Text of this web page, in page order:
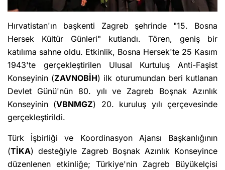
Hırvatistan'ın başkenti Zagreb şehrinde "15. Bosna
Hersek Kültür Günleri" kutlandı. Tören, geniş bir
katılıma sahne oldu. Etkinlik, Bosna Hersek'te 25 Kasım
1943'te gerçekleştirilen Ulusal Kurtuluş Anti-Faşist
Konseyinin (ZAVNOBİH) ilk oturumundan beri kutlanan
Devlet Günü'nün 80. yılı ve Zagreb Boşnak Azınlık
Konseyinin (VBNMGZ) 20. kuruluş yılı çerçevesinde
gerçekleştirildi.
Türk İşbirliği ve Koordinasyon Ajansı Başkanlığının
(TİKA) desteğiyle Zagreb Boşnak Azınlık Konseyince
düzenlenen etkinliğe; Türkiye'nin Zagreb Büyükelçisi